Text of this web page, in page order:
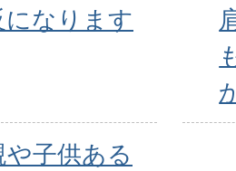
になります
子供ある